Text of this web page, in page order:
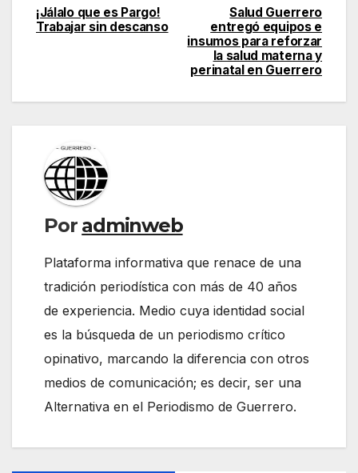
Navegación
Salud Guerrero
entregó equipos e
insumos para reforzar
la salud materna y
perinatal en Guerrero
¡Jálalo que es Pargo!
Trabajar sin descanso
Por adminweb
Plataforma informativa que renace de una
tradición periodística con más de 40 años
de experiencia. Medio cuya identidad social
es la búsqueda de un periodismo crítico
opinativo, marcando la diferencia con otros
medios de comunicación; es decir, ser una
Alternativa en el Periodismo de Guerrero.